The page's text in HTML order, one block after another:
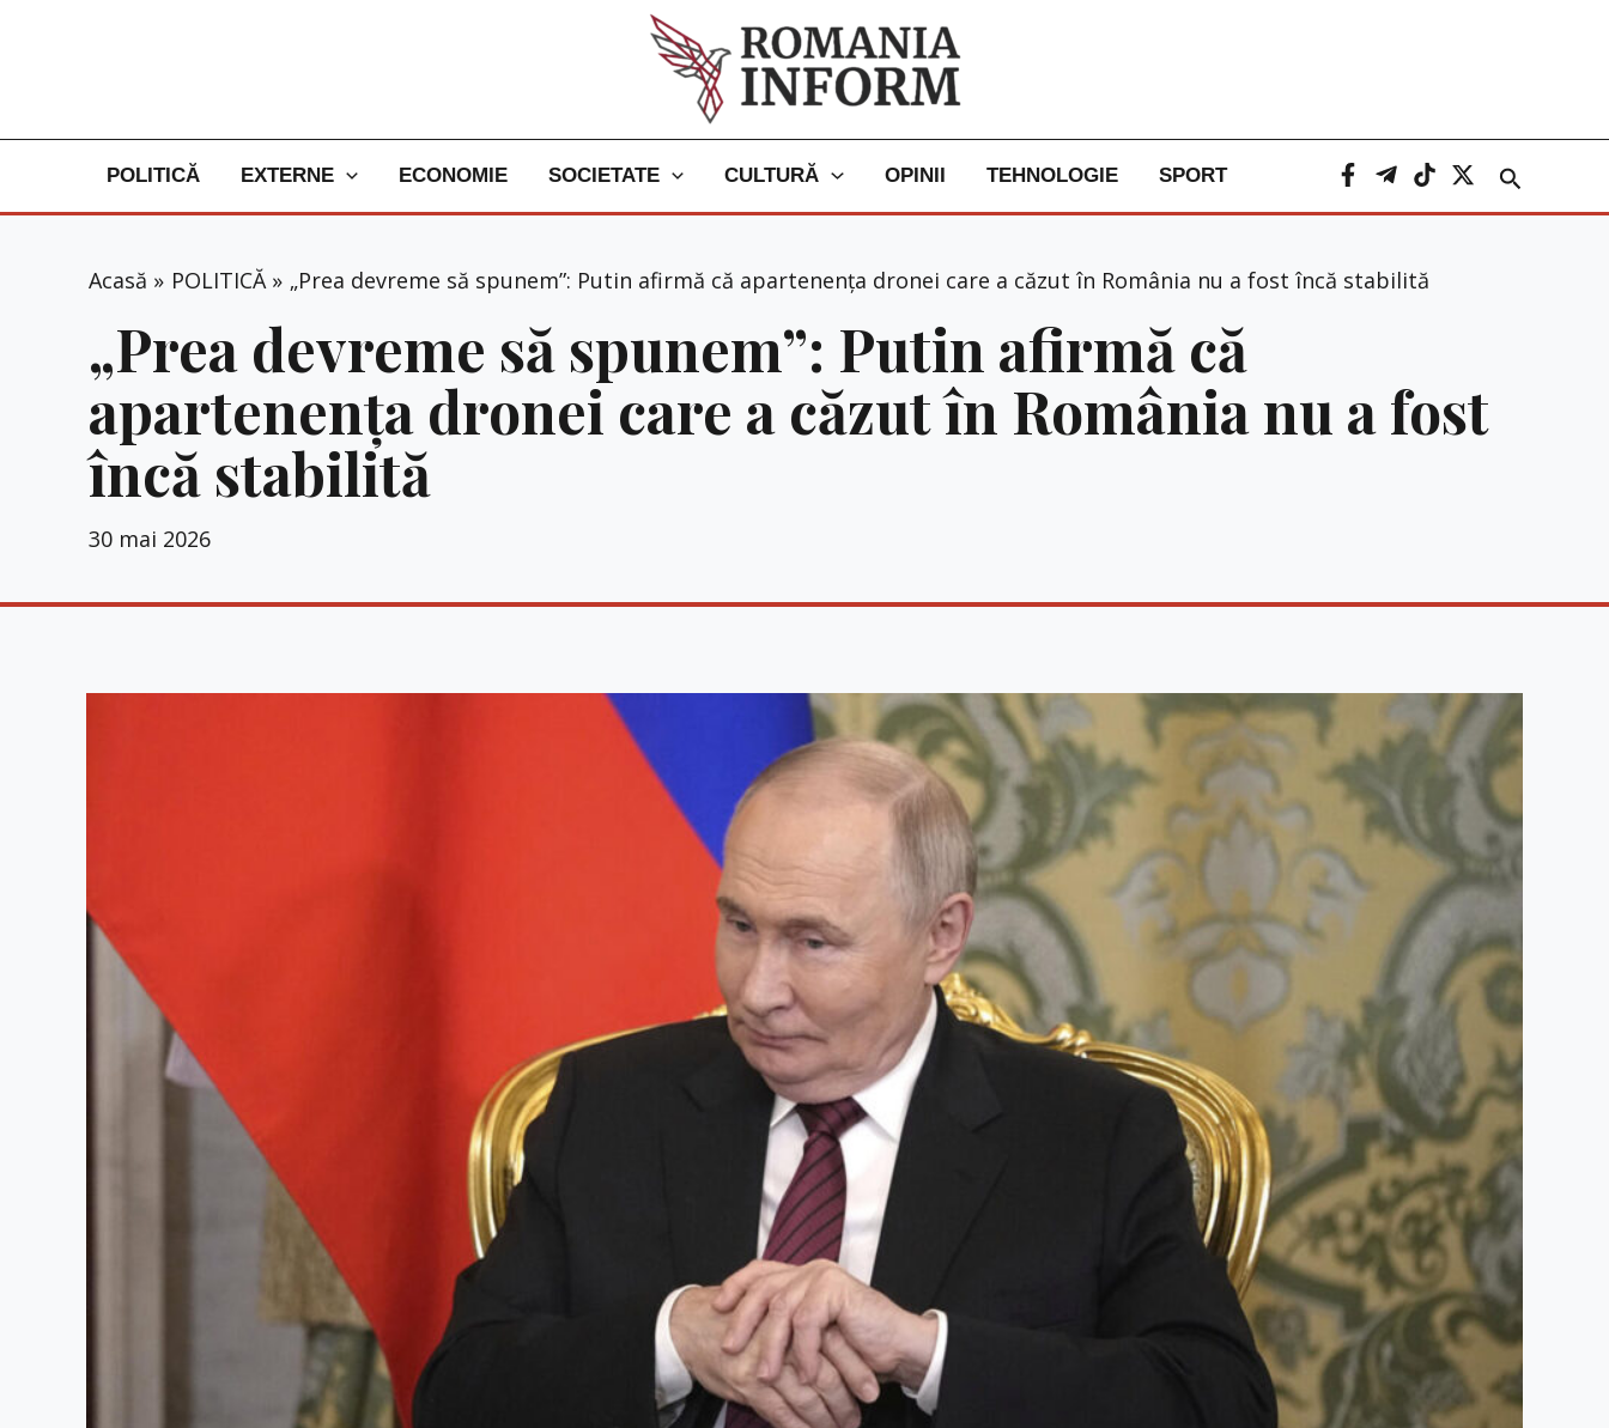
POLITICĂ EXTERNE ECONOMIE SOCIETATE CULTURĂ OPINII TEHNOLOGIE SPORT Caută
Acasă POLITICĂ „Prea devreme să spunem”: Putin afirmă că apartenența dronei care a căzut în România nu a fost încă stabilită
„Prea devreme să spunem”: Putin afirmă că
apartenența dronei care a căzut în România nu a fost
încă stabilită
30 mai 2026